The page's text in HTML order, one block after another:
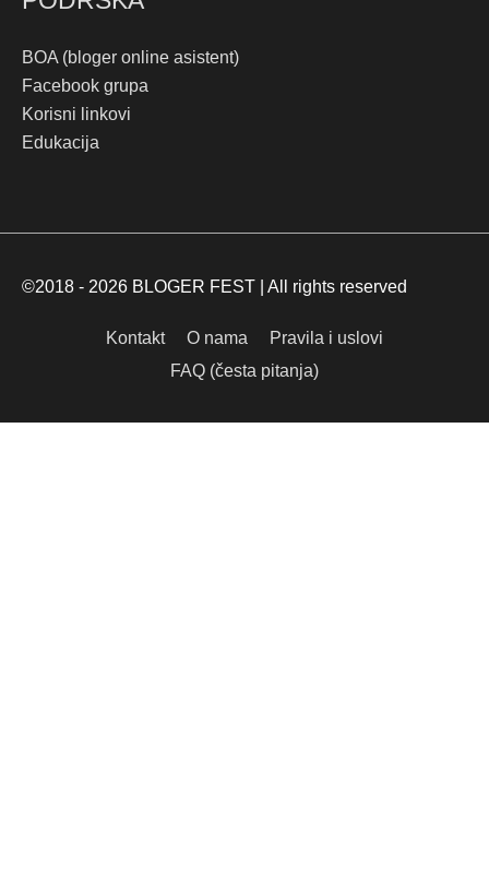
BOA (bloger online asistent)
Facebook grupa
Korisni linkovi
Edukacija
©2018 - 2026 BLOGER FEST | All rights reserved
Kontakt O nama
Pravila i uslovi
FAQ (česta pitanja)